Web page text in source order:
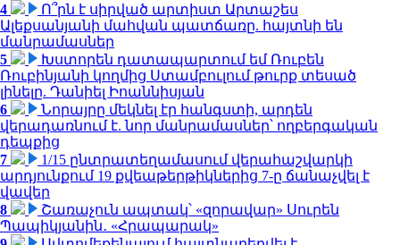
4
Ո՞րն է սիրված արտիստ Արտաշես
Ալեքսանյանի մահվան պատճառը. հայտնի են
մանրամասներ
5
Խստորեն դատապարտում եմ Ռուբեն
Ռուբինյանի կողմից Ստամբուլում թուրք տեսած
լինելը. Դանիել Իոաննիսյան
6
Նորայրը մեկնել էր հանգստի, արդեն
վերադառնում է. նոր մանրամասներ՝ ողբերգական
դեպքից
7
1/15 ընտրատեղամասում վերահաշվարկի
արդյունքում 19 քվեաթերթիկներից 7-ը ճանաչվել է
վավեր
8
Շառաչուն ապտակ՝ «զորավար» Սուրեն
Պապիկյանին․ «Հրապարակ»